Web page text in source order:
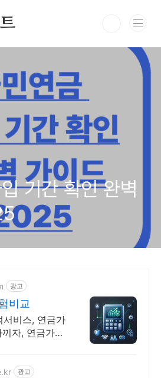
기간 확인 완벽
광고
비교
비스, 연금가
자, 연금가입
광고